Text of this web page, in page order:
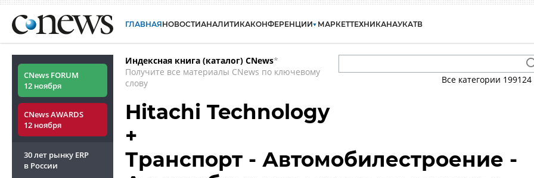
ГЛАВНАЯНОВОСТИАНАЛИТИКАКОНФЕРЕНЦИИ МАРКЕТТЕХНИКАНАУКАТВ
CNews FORUM
12 ноября
CNews AWARDS
12 ноября
30 лет рынку ERP
в России
Индексная книга (каталог) CNews*
Получите все материалы CNews по ключевому
слову
Все категории 199124
Hitachi Technology
+
Транспорт - Автомобилестроение -